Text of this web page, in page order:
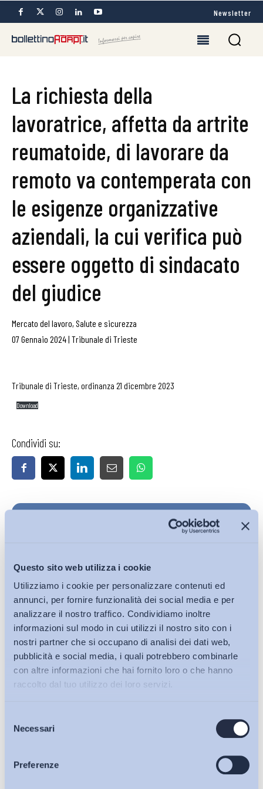
Questo sito web utilizza i cookie
Utilizziamo i cookie per personalizzare contenuti ed
annunci, per fornire funzionalità dei social media e per
analizzare il nostro traffico. Condividiamo inoltre
informazioni sul modo in cui utilizzi il nostro sito con i
nostri partner che si occupano di analisi dei dati web,
pubblicità e social media, i quali potrebbero combinarle
con altre informazioni che hai fornito loro o che hanno
raccolto dal tuo utilizzo dei loro servizi.
delNecessari
Preferenze
Bollettini ADAPT
Articoli
Newsletter
La richiesta della
lavoratrice, affetta da artrite
reumatoide, di lavorare da
remoto va contemperata con
le esigenze organizzative
aziendali, la cui verifica può
essere oggetto di sindacato
del giudice
Mercato del lavoro, Salute e sicurezza
07 Gennaio 2024| Tribunale di Trieste
Tribunale di Trieste, ordinanza 21 dicembre 2023
Download
Condividi su:
Iscriviti alla Newsletter